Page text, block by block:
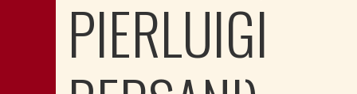
PIERLUIGI